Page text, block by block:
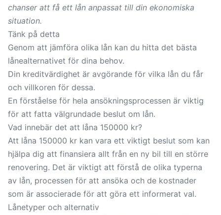
chanser att få ett lån anpassat till din ekonomiska
situation.
Tänk på detta
Genom att jämföra olika lån kan du hitta det bästa
lånealternativet för dina behov.
Din kreditvärdighet är avgörande för vilka lån du får
och villkoren för dessa.
En förståelse för hela ansökningsprocessen är viktig
för att fatta välgrundade beslut om lån.
Vad innebär det att låna 150000 kr?
Att låna 150000 kr kan vara ett viktigt beslut som kan
hjälpa dig att finansiera allt från en ny bil till en större
renovering. Det är viktigt att förstå de olika typerna
av lån, processen för att ansöka och de kostnader
som är associerade för att göra ett informerat val.
Lånetyper och alternativ